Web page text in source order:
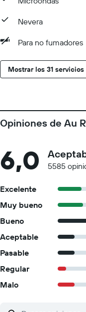
Nevera
Para no fumadores
Mostrar los 31 servicios
Opiniones de Au
6,0 5585
Excelente
Muy bueno
Bueno
Aceptable
Pasable
Regular
Malo